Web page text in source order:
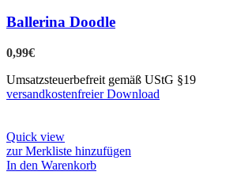
Ballerina Doodle
0,99€
Umsatzsteuerbefreit gemäß UStG §19
versandkostenfreier Download
Quick view
zur Merkliste hinzufügen
In den Warenkorb